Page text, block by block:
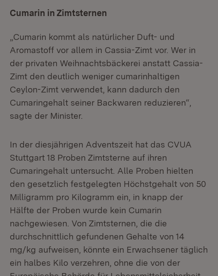
Cumarin in Zimtsternen
„Cumarin kommt als natürlicher Duft- und
Aromastoff vor allem in Cassia-Zimt vor. Wer in
der privaten Weihnachtsbäckerei anstatt Cassia-
Zimt den deutlich weniger cumarinhaltigen
Ceylon-Zimt verwendet, kann dadurch den
Cumaringehalt seiner Backwaren reduzieren“,
sagte der Minister.
In der diesjährigen Adventszeit hat das CVUA
Stuttgart 18 Proben Zimtsterne auf ihren
Cumaringehalt untersucht. Alle Proben hielten
den gesetzlich festgelegten Höchstgehalt von 50
Milligramm pro Kilogramm ein, in knapp der
Hälfte der Proben wurde kein Cumarin
nachgewiesen. Von Zimtsternen, die die
durchschnittlich gefundenen Gehalte von 14
mg/kg aufweisen, könnte ein Erwachsener täglich
ein halbes Kilo verzehren, ohne die von der